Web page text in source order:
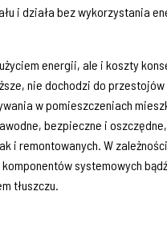
i działa bez wykorzystania
energii, ale i koszty
nie dochodzi do
w pomieszczeniach
bezpieczne i
i remontowanych. W
systemowych
tłuszczu.